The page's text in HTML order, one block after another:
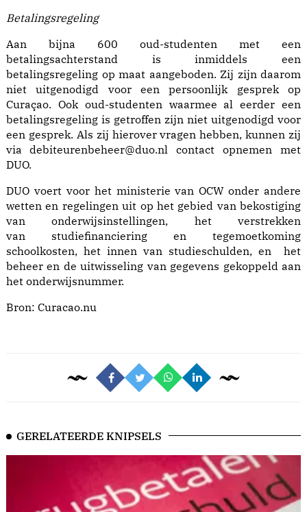
Betalingsregeling
Aan bijna 600 oud-studenten met een
betalingsachterstand is inmiddels een
betalingsregeling op maat aangeboden. Zij zijn daarom
niet uitgenodigd voor een persoonlijk gesprek op
Curaçao. Ook oud-studenten waarmee al eerder een
betalingsregeling is getroffen zijn niet uitgenodigd voor
een gesprek. Als zij hierover vragen hebben, kunnen zij
via debiteurenbeheer@duo.nl contact opnemen met
DUO.
DUO voert voor het ministerie van OCW onder andere
wetten en regelingen uit op het gebied van bekostiging
van onderwijsinstellingen, het verstrekken
van studiefinanciering en tegemoetkoming
schoolkosten, het innen van studieschulden, en het
beheer en de uitwisseling van gegevens gekoppeld aan
het onderwijsnummer.
Bron: Curacao.nu
GERELATEERDE KNIPSELS